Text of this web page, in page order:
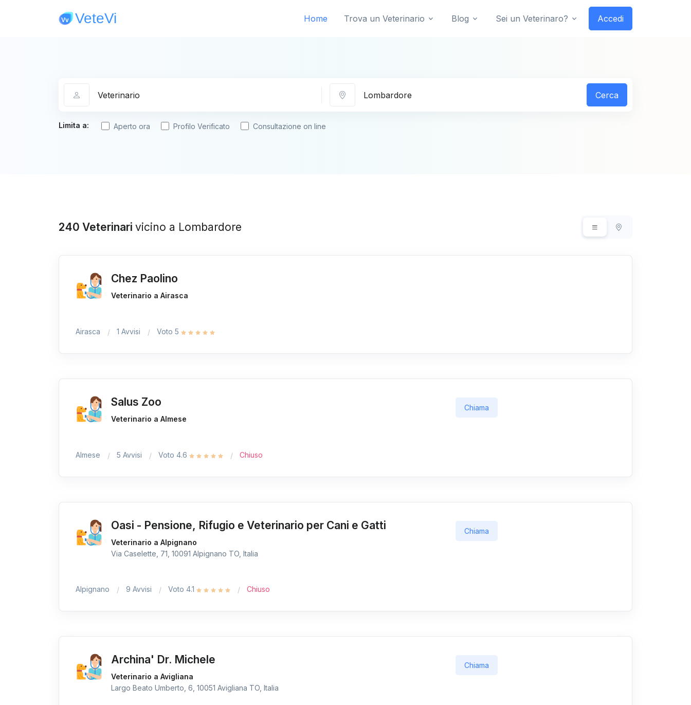
Home Trova un Veterinario Blog Sei un Veterinaro? Accedi
Cerca
Limita a: Aperto ora Profilo Verificato Consultazione on line
240 Veterinari vicino a Lombardore
Chez Paolino
Veterinario a Airasca
Airasca 1 Avvisi Voto 5
Salus Zoo
Veterinario a Almese
Chiama
Almese 5 Avvisi Voto 4.6 Chiuso
Oasi - Pensione, Rifugio e Veterinario per Cani e Gatti
Veterinario a Alpignano
Via Caselette, 71, 10091 Alpignano TO, Italia
Chiama
Alpignano 9 Avvisi Voto 4.1 Chiuso
Archina' Dr. Michele
Veterinario a Avigliana
Largo Beato Umberto, 6, 10051 Avigliana TO, Italia
Chiama